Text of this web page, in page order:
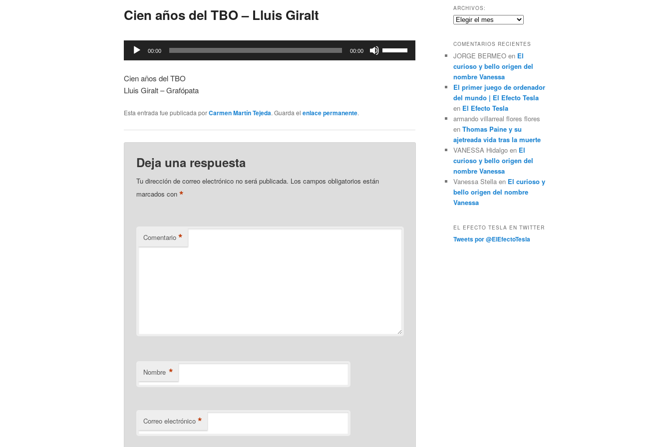
Cien años del TBO – Lluis Giralt
Reproductor
00:00 00:00
aumentar
o
Cien años del TBO
Lluis Giralt – Grafópata
Esta entrada fue publicada porCarmen Martín Tejeda. Guarda el enlace permanente.
Deja una respuesta
Tu dirección de correo electrónico no será publicada. Los campos obligatorios están
marcados con*
Comentario *
Nombre *
Correo electrónico *
c
a
r
ARCHIVOS:
Archivos:
COMENTARIOS RECIENTES
JORGE BERMEO en El
curioso y bello origen del
nombre Vanessa
El primer juego de ordenador
del mundo | El Efecto Tesla
en El Efecto Tesla
armando villarreal flores flores
en Thomas Paine y su
ajetreada vida tras la muerte
VANESSA Hidalgo en El
curioso y bello origen del
nombre Vanessa
Vanessa Stella en El curioso y
bello origen del nombre
Vanessa
EL EFECTO TESLA EN TWITTER
Tweets por @ElEfectoTesla